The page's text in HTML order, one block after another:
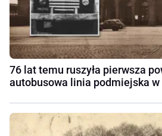
76 lat temu ruszyła pierwsza
autobusowa linia podmiejska w